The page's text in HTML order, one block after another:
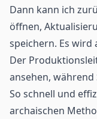
Dann kann ich
öffnen,
speichern. Es
Der
ansehen,
So schnell und
archaischen